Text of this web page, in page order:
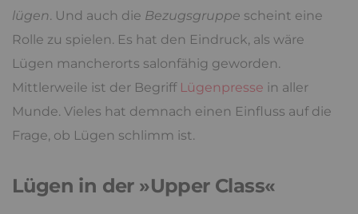
lügen. Und auch die Bezugsgruppe scheint eine
Rolle zu spielen. Es hat den Eindruck, als wäre
Lügen mancherorts salonfähig geworden.
Mittlerweile ist der Begriff Lügenpresse in aller
Munde. Vieles hat demnach einen Einfluss auf die
Frage, ob Lügen schlimm ist.
Lügen in der »Upper Class«